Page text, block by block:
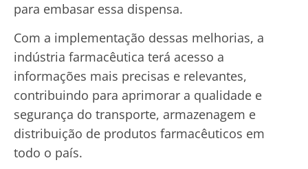
para embasar essa dispensa.
Com a implementação dessas melhorias, a
indústria farmacêutica terá acesso a
informações mais precisas e relevantes,
contribuindo para aprimorar a qualidade e
segurança do transporte, armazenagem e
distribuição de produtos farmacêuticos em
todo o país.